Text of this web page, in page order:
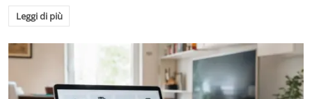
Leggi di più